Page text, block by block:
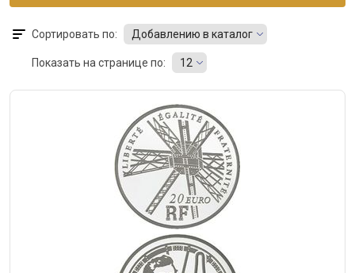
Сортировать по: Добавлению в каталог
Показать на странице по: 12